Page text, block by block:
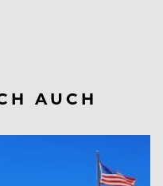
AUCH